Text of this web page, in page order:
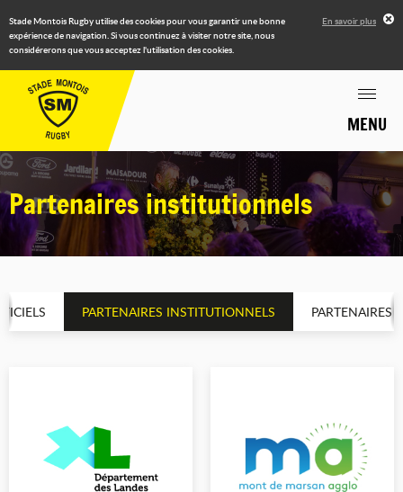
Stade Montois Rugby utilise des cookies pour vous garantir une bonne
expérience de navigation. Si vous continuez à visiter notre site, nous
considérerons que vous acceptez l'utilisation des cookies.
En savoir plus
MENU
Partenaires institutionnels
PARTENAIRES INSTITUTIONNELS PARTENAIRES